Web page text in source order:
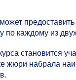
предоставить
по каждому из
становится
жюри набрала